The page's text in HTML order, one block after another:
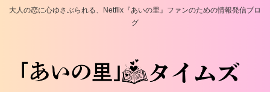
大人の恋に心ゆさぶられる、Netflix『あいの里』ファンのための情報発信ブロ
グ